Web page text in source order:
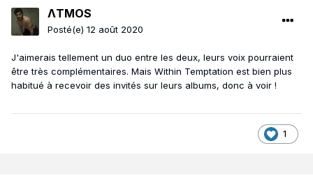
ΛTMOS
Posté(e) 12 août 2020
J'aimerais tellement un duo entre les deux, leurs voix pourraient
être très complémentaires. Mais Within Temptation est bien plus
habitué à recevoir des invités sur leurs albums, donc à voir !
1